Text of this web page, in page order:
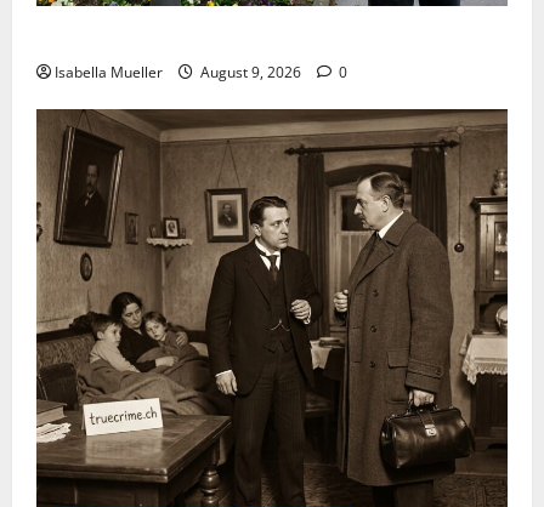
Isabella Mueller August 9, 2026 0